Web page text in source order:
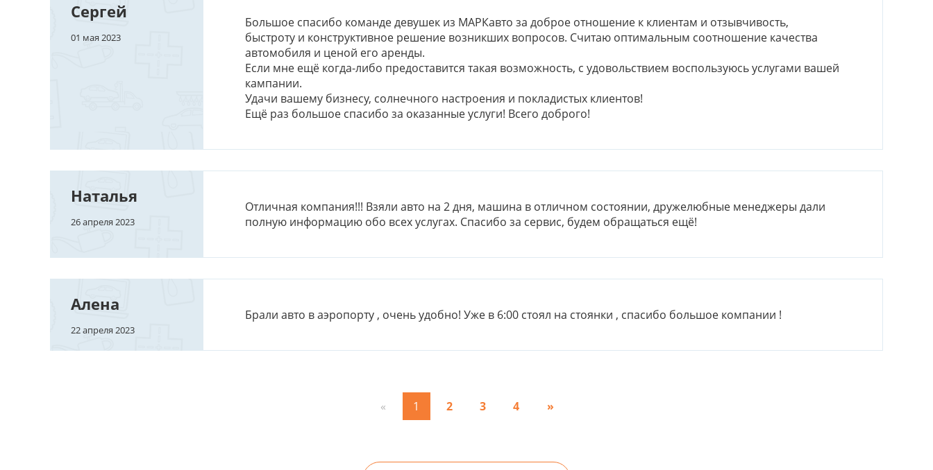
Сергей
01 мая 2023
Большое спасибо команде девушек из МАРКавто за доброе отношение к клиентам и отзывчивость,
быстроту и конструктивное решение возникших вопросов. Считаю оптимальным соотношение качества
автомобиля и ценой его аренды.
Если мне ещё когда-либо предоставится такая возможность, с удовольствием воспользуюсь услугами вашей
кампании.
Удачи вашему бизнесу, солнечного настроения и покладистых клиентов!
Ещё раз большое спасибо за оказанные услуги! Всего доброго!
Наталья
26 апреля 2023
Отличная компания!!! Взяли авто на 2 дня, машина в отличном состоянии, дружелюбные менеджеры дали
полную информацию обо всех услугах. Спасибо за сервис, будем обращаться ещё!
Алена
22 апреля 2023
Брали авто в аэропорту , очень удобно! Уже в 6:00 стоял на стоянки , спасибо большое компании !
« 1 2 3 4 »